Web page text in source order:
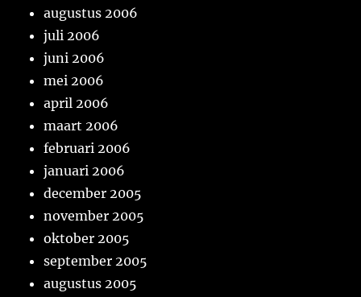
augustus 2006
juli 2006
juni 2006
mei 2006
april 2006
maart 2006
februari 2006
januari 2006
december 2005
november 2005
oktober 2005
september 2005
augustus 2005